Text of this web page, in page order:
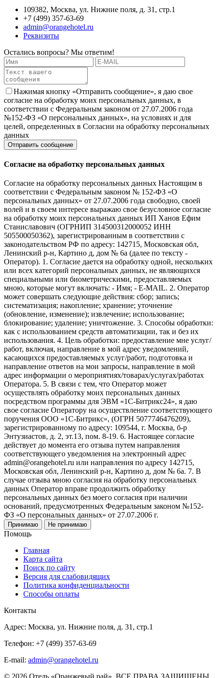
109382, Москва, ул. Нижние поля, д. 31, стр.1
+7 (499) 357-63-69
admin@orangehotel.ru
Реквизиты
Остались вопросы? Мы ответим!
Нажимая кнопку «Отправить сообщение», я даю свое
согласие на обработку моих персональных данных, в
соответствии с Федеральным законом от 27.07.2006 года
№152-ФЗ «О персональных данных», на условиях и для
целей, определенных в Согласии на обработку персональных
данных
Согласие на обработку персональных данных
Согласие на обработку персональных данных Настоящим в
соответствии с Федеральным законом № 152-ФЗ «О
персональных данных» от 27.07.2006 года свободно, своей
волей и в своем интересе выражаю свое безусловное согласие
на обработку моих персональных данных ИП Ханов Ефим
Станиславович (ОГРНИП 314500312000052 ИНН
505500050362), зарегистрированным в соответствии с
законодательством РФ по адресу: 142715, Московская обл,
Ленинский р-н, Картино д, дом № 6а (далее по тексту -
Оператор). 1. Согласие дается на обработку одной, нескольких
или всех категорий персональных данных, не являющихся
специальными или биометрическими, предоставляемых
мною, которые могут включать: - Имя; - E-MAIL. 2. Оператор
может совершать следующие действия: сбор; запись;
систематизация; накопление; хранение; уточнение
(обновление, изменение); извлечение; использование;
блокирование; удаление; уничтожение. 3. Способы обработки:
как с использованием средств автоматизации, так и без их
использования. 4. Цель обработки: предоставление мне услуг/
работ, включая, направление в мой адрес уведомлений,
касающихся предоставляемых услуг/работ, подготовка и
направление ответов на мои запросы, направление в мой
адрес информации о мероприятиях/товарах/услугах/работах
Оператора. 5. В связи с тем, что Оператор может
осуществлять обработку моих персональных данных
посредством программы для ЭВМ «1С-Битрикс24», я даю
свое согласие Оператору на осуществление соответствующего
поручения ООО «1С-Битрикс», (ОГРН 5077746476209),
зарегистрированному по адресу: 109544, г. Москва, б-р
Энтузиастов, д. 2, эт.13, пом. 8-19. 6. Настоящее согласие
действует до момента его отзыва путем направления
соответствующего уведомления на электронный адрес
admin@orangehotel.ru или направления по адресу 142715,
Московская обл, Ленинский р-н, Картино д, дом № 6а. 7. В
случае отзыва мною согласия на обработку персональных
данных Оператор вправе продолжить обработку
персональных данных без моего согласия при наличии
оснований, предусмотренных Федеральным законом №152-
ФЗ «О персональных данных» от 27.07.2006 г.
Принимаю Не принимаю
Помощь
Главная
Карта сайта
Поиск по сайту
Версия для слабовидящих
Политика конфиденциальности
Способы оплаты
Контакты
Адрес: Москва, ул. Нижние поля, д. 31, стр.1
Телефон: +7 (499) 357-63-69
E-mail: admin@orangehotel.ru